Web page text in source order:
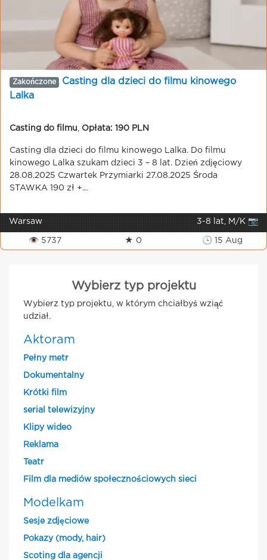
Zakończone
Casting dla dzieci do filmu kinowego
Lalka
Casting do filmu Opłata: 190 PLN
Casting dla dzieci do filmu kinowego Lalka. Do filmu
kinowego Lalka szukam dzieci 3 – 8 lat. Dzień zdjęciowy
28.08.2025 Czwartek Przymiarki 27.08.2025 Środa
STAWKA 190 zł +...
Warsaw 3-8 lat, M/K 📷
👁 5737 ★ 0 🕒 15 Aug
Wybierz typ projektu
Wybierz typ projektu, w którym chciałbyś wziąć
udział.
Aktoram
Pełny metr
Dokumentalny
Krótki film
serial telewizyjny
Klipy wideo
Reklama
Teatr
Film dla mediów społecznościowych sieci
Modelkam
Sesje zdjęciowe
Pokazy (mody, hair)
Scoting dla agencji